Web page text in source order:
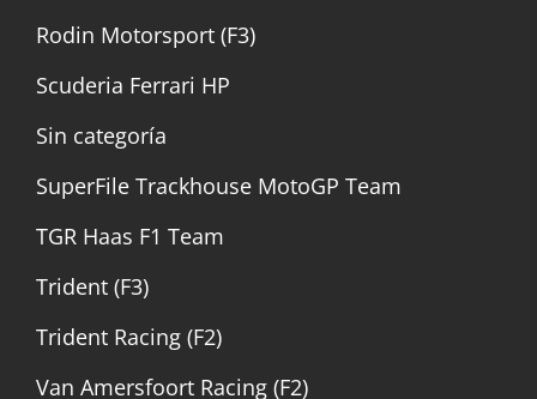
Rodin Motorsport (F3)
Scuderia Ferrari HP
Sin categoría
SuperFile Trackhouse MotoGP Team
TGR Haas F1 Team
Trident (F3)
Trident Racing (F2)
Van Amersfoort Racing (F2)